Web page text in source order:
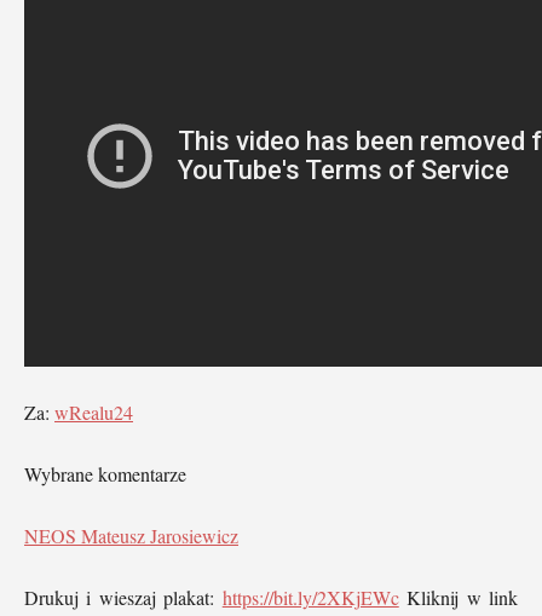
Za: wRealu24
Wybrane komentarze
NEOS Mateusz Jarosiewicz
Drukuj i wieszaj plakat: https://bit.ly/2XKjEWcKliknij w link